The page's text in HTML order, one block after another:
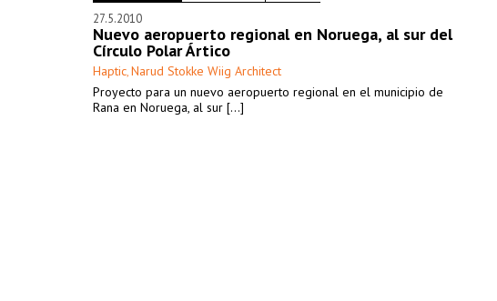
27.5.2010
Nuevo aeropuerto regional en Noruega, al sur del
Círculo Polar Ártico
Haptic, Narud Stokke Wiig Architect
Proyecto para un nuevo aeropuerto regional en el municipio de
Rana en Noruega, al sur [...]